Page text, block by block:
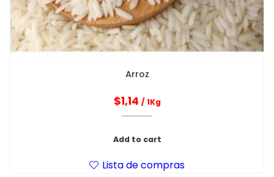
Arroz
$1,14 / 1Kg
Add to cart
Lista de compras